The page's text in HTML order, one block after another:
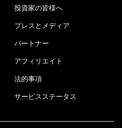
投資家の皆様へ
プレスとメディア
パートナー
アフィリエイト
法的事項
サービスステータス